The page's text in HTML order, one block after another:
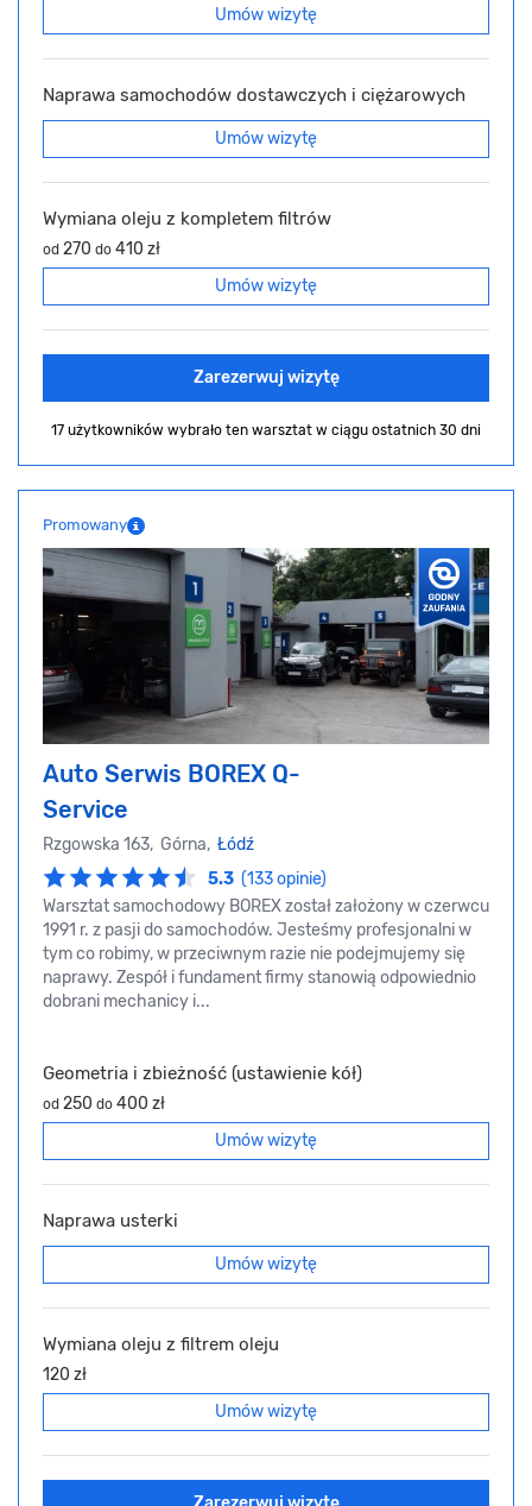
Umów wizytę
Naprawa samochodów dostawczych i ciężarowych
Umów wizytę
Wymiana oleju z kompletem filtrów
od 270 do 410 zł
Umów wizytę
Zarezerwuj wizytę
17 użytkowników wybrało ten warsztat w ciągu ostatnich 30 dni
Promowany
Auto Serwis BOREX Q-
Service
Rzgowska 163, Górna, Łódź
5.3 (133 opinie)
Warsztat samochodowy BOREX został założony w czerwcu
1991 r. z pasji do samochodów. Jesteśmy profesjonalni w
tym co robimy, w przeciwnym razie nie podejmujemy się
naprawy. Zespół i fundament firmy stanowią odpowiednio
dobrani mechanicy i...
Geometria i zbieżność (ustawienie kół)
od 250 do 400 zł
Umów wizytę
Naprawa usterki
Umów wizytę
Wymiana oleju z filtrem oleju
120 zł
Umów wizytę